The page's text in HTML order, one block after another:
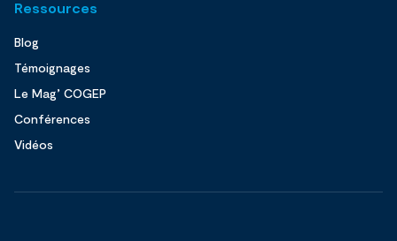
Ressources
Blog
Témoignages
Le Mag’ COGEP
Conférences
Vidéos